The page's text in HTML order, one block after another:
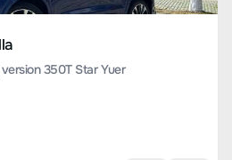
350T Star Yuer